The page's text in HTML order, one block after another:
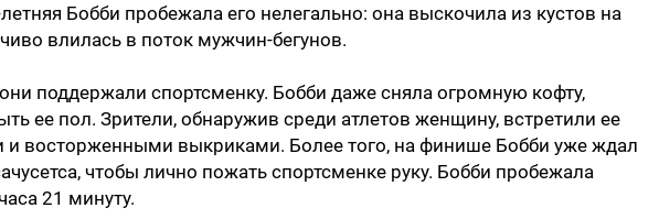
Бобби пробежала его нелегально: она выскочила из кустов на
влилась в поток мужчин-бегунов.
они поддержали спортсменку. Бобби даже сняла огромную кофту,
ее пол. Зрители, обнаружив среди атлетов женщину, встретили ее
и восторженными выкриками. Более того, на финише Бобби уже ждал
чтобы лично пожать спортсменке руку. Бобби пробежала
21 минуту.